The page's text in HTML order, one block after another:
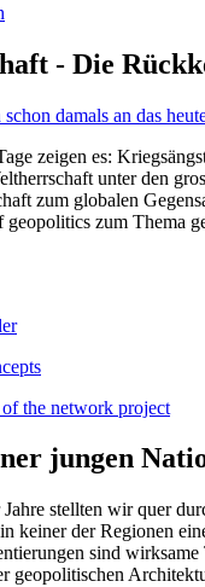
- Die
damals an das
zeigen es:
unter den
zum globalen
geopolitics zum Thema
the network project
jungen
stellten wir quer
keiner der Regionen
sind
geopolitischen